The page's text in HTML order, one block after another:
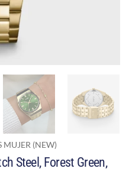
MUJER (NEW)
Steel, Forest Green,